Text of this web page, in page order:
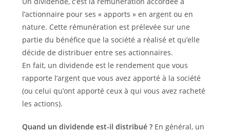
l’actionnaire pour ses « apports » en argent ou en
nature. Cette rémunération est prélevée sur une
partie du bénéfice que la société a réalisé et qu’elle
décide de distribuer entre ses actionnaires.
En fait, un dividende est le rendement que vous
rapporte l’argent que vous avez apporté à la société
(ou celui qu’ont apporté ceux à qui vous avez racheté
les actions).
Quand un dividende est-il distribué ?En général, un